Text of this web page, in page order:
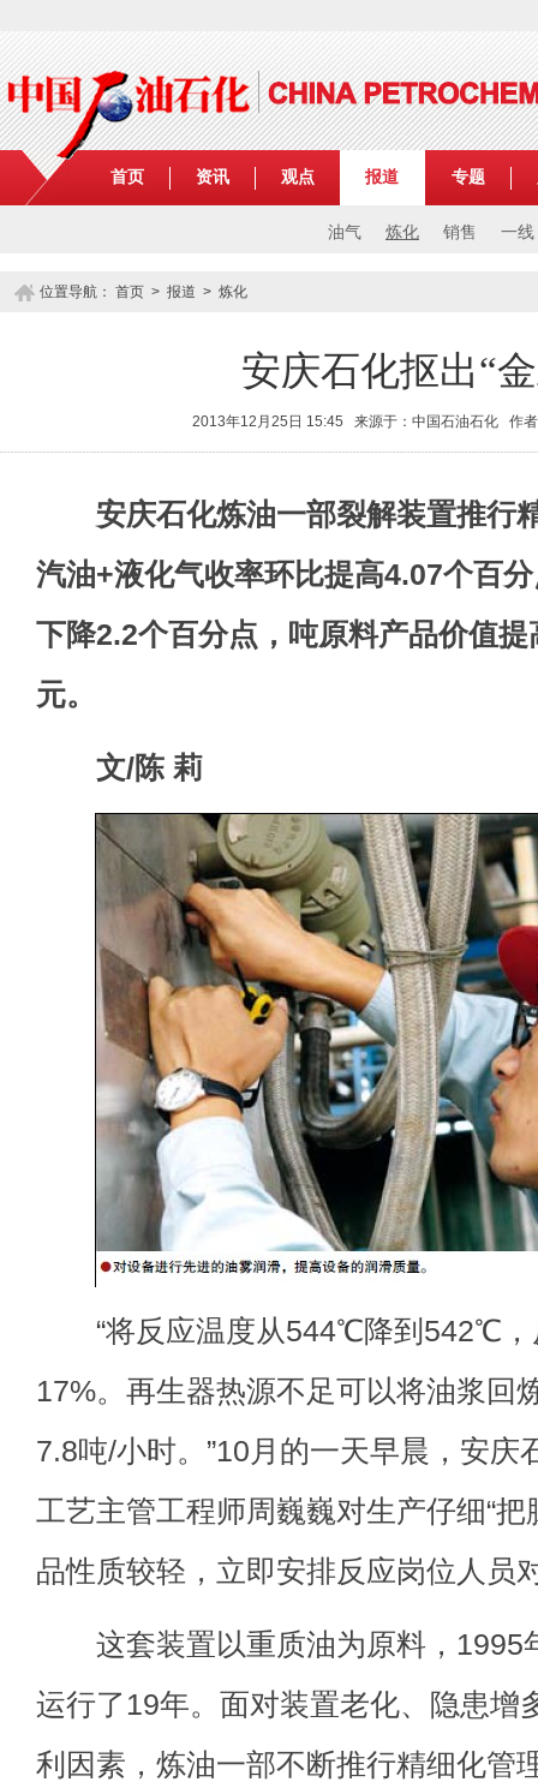
首页 资讯 观点 报道
油气 炼化 销售 一线
专题
位置导航： 首页 > 报道 > 炼化
安庆石化抠出“
2013年12月25日 15:45 来源于：中国石油石化 作
安庆石化炼油一部裂解装置推行
汽油+液化气收率环比提高4.07个百
下降2.2个百分点，吨原料产品价值
元。
文/陈 莉
“将反应温度从544℃降到542℃，
17%。再生器热源不足可以将油浆回
7.8吨/小时。”10月的一天早晨，安庆
工艺主管工程师周巍巍对生产仔细“把
品性质较轻，立即安排反应岗位人员
这套装置以重质油为原料，1995
运行了19年。面对装置老化、隐患增
利因素，炼油一部不断推行精细化管